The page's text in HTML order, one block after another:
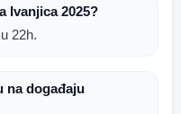
Ivanjica 2025?
22h.
na događaju